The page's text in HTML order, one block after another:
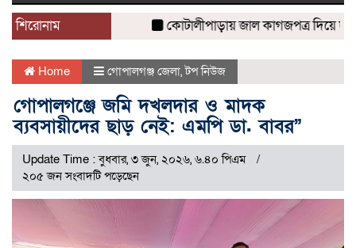
শিরোনাম
কোটালীপাড়ায় জাল কাগজপত্র দিয়ে দলিল
Home গোপালগঞ্জ জেলা,টপ নিউজ
গোপালগঞ্জে জমি দখলদার ও মাদক
ব্যবসায়ীদের ছাড় নেই: এমপি ডা. বাবর”
Update Time : বুধবার, ৩ জুন, ২০২৬, ৬.৪০ পিএম
২০৫ জন সংবাদটি পড়েছেন